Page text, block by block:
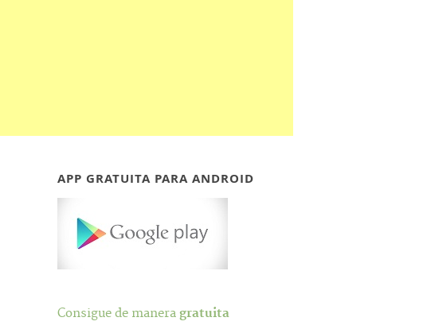
APP GRATUITA PARA ANDROID
Consigue de maneragratuita